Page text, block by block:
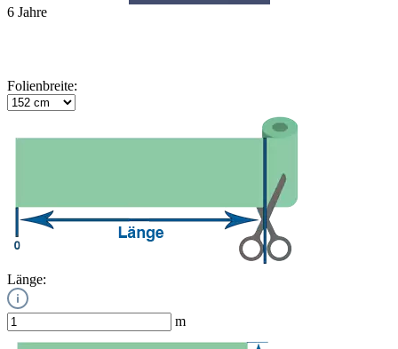
6 Jahre
Folienbreite:
Länge:
m